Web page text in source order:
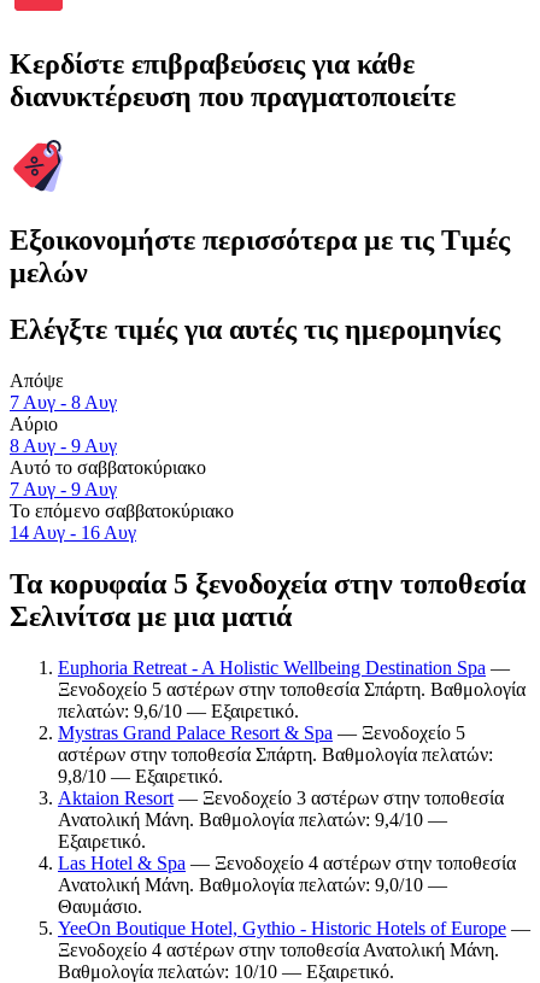
Κερδίστε επιβραβεύσεις για κάθε
διανυκτέρευση που πραγματοποιείτε
Εξοικονομήστε περισσότερα με τις Τιμές
μελών
Ελέγξτε τιμές για αυτές τις ημερομηνίες
Απόψε
7 Αυγ - 8 Αυγ
Αύριο
8 Αυγ - 9 Αυγ
Αυτό το σαββατοκύριακο
7 Αυγ - 9 Αυγ
Το επόμενο σαββατοκύριακο
14 Αυγ - 16 Αυγ
Τα κορυφαία 5 ξενοδοχεία στην τοποθεσία
Σελινίτσα με μια ματιά
Euphoria Retreat - A Holistic Wellbeing Destination Spa —
Ξενοδοχείο 5 αστέρων στην τοποθεσία Σπάρτη. Βαθμολογία
πελατών: 9,6/10 — Εξαιρετικό.
Mystras Grand Palace Resort & Spa — Ξενοδοχείο 5
αστέρων στην τοποθεσία Σπάρτη. Βαθμολογία πελατών:
9,8/10 — Εξαιρετικό.
Aktaion Resort — Ξενοδοχείο 3 αστέρων στην τοποθεσία
Ανατολική Μάνη. Βαθμολογία πελατών: 9,4/10 —
Εξαιρετικό.
Las Hotel & Spa — Ξενοδοχείο 4 αστέρων στην τοποθεσία
Ανατολική Μάνη. Βαθμολογία πελατών: 9,0/10 —
Θαυμάσιο.
YeeOn Boutique Hotel, Gythio - Historic Hotels of Europe —
Ξενοδοχείο 4 αστέρων στην τοποθεσία Ανατολική Μάνη.
Βαθμολογία πελατών: 10/10 — Εξαιρετικό.